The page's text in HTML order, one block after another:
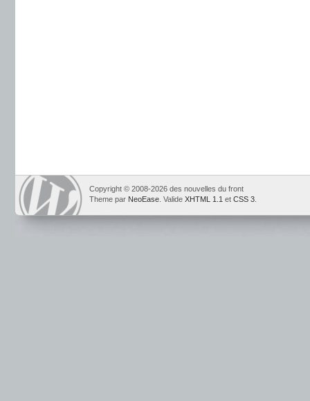
Copyright © 2008-2026 des nouvelles du front
Theme par NeoEase . Valide XHTML 1.1 et CSS 3